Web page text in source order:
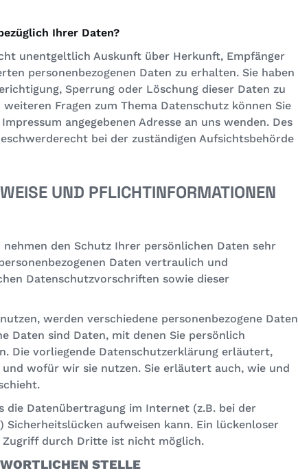
Ihrer Daten?
unentgeltlich Auskunft über Herkunft, Empfänger
personenbezogenen Daten zu erhalten. Sie haben
Sperrung oder Löschung dieser Daten zu
Fragen zum Thema Datenschutz können Sie
angegebenen Adresse an uns wenden. Des
bei der zuständigen Aufsichtsbehörde
UND PFLICHTINFORMATIONEN
nehmen den Schutz Ihrer persönlichen Daten sehr
Daten vertraulich und
Datenschutzvorschriften sowie dieser
werden verschiedene personenbezogene Daten
Daten sind Daten, mit denen Sie persönlich
Die vorliegende Datenschutzerklärung erläutert,
wofür wir sie nutzen. Sie erläutert auch, wie und
die Datenübertragung im Internet (z.B. bei der
Sicherheitslücken aufweisen kann. Ein lückenloser
Zugriff durch Dritte ist nicht möglich.
STELLE